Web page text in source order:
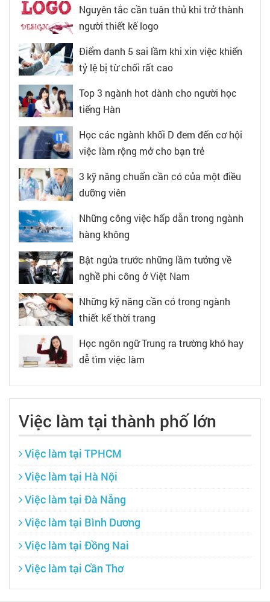
Nguyên tắc cần tuân thủ khi trở thành
người thiết kế logo
Điểm danh 5 sai lầm khi xin việc khiến
tỷ lệ bị từ chối rất cao
Top 3 ngành hot dành cho người học
tiếng Hàn
Học các ngành khối D đem đến cơ hội
việc làm rộng mở cho bạn trẻ
3 kỹ năng chuẩn cần có của một điều
dưỡng viên
Những công việc hấp dẫn trong ngành
hàng không
Bật ngửa trước những lầm tưởng về
nghề phi công ở Việt Nam
Những kỹ năng cần có trong ngành
thiết kế thời trang
Học ngôn ngữ Trung ra trường khó hay
dễ tìm việc làm
Việc làm tại thành phố lớn
Việc làm tại TPHCM
Việc làm tại Hà Nội
Việc làm tại Đà Nẵng
Việc làm tại Bình Dương
Việc làm tại Đồng Nai
Việc làm tại Cần Thơ